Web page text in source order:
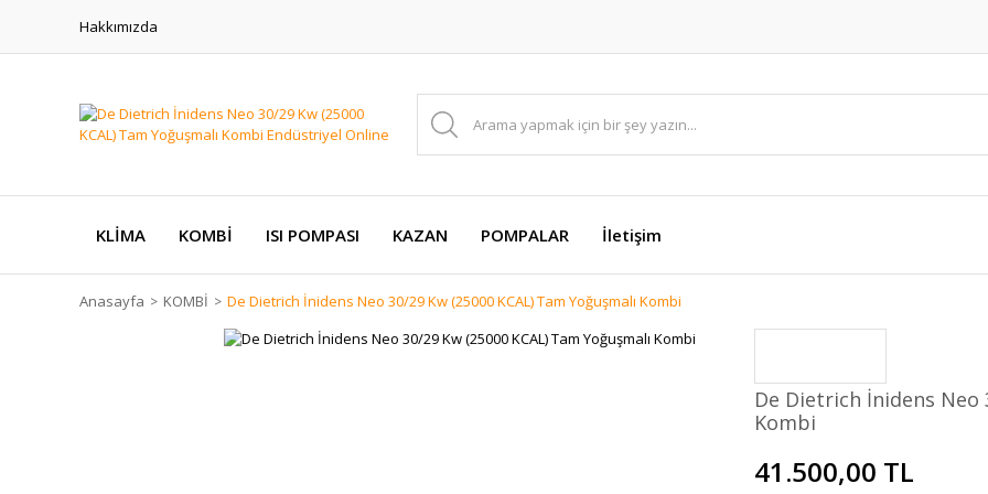
Hakkımızda
KLİMA KOMBİ ISI POMPASI KAZAN POMPALAR İletişim
Anasayfa KOMBİ De Dietrich İnidens Neo 30/29 Kw (25000 KCAL) Tam Yoğuşmalı Kombi
De Dietrich İnidens Neo
Kombi
41.500,00 TL